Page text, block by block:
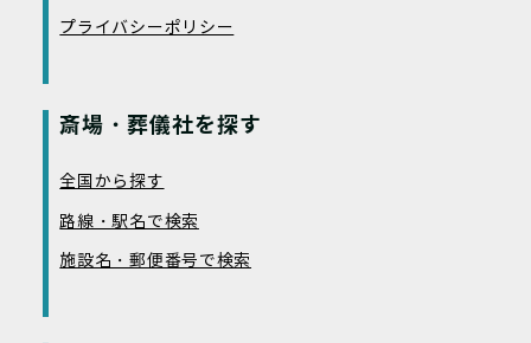
プライバシーポリシー
斎場・葬儀社を探す
全国から探す
路線・駅名で検索
施設名・郵便番号で検索